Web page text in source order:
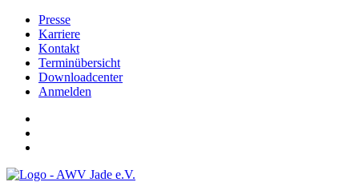
Presse
Karriere
Kontakt
Terminübersicht
Downloadcenter
Anmelden